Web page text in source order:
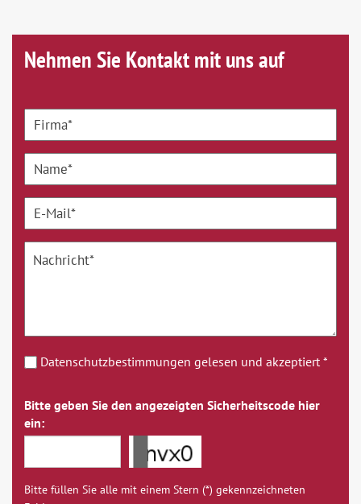
Nehmen Sie Kontakt mit uns auf
Datenschutzbestimmungen gelesen und akzeptiert *
Bitte geben Sie den angezeigten Sicherheitscode hier
ein:
Bitte füllen Sie alle mit einem Stern (*) gekennzeichneten